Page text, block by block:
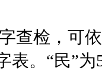
检，可依
表。“民”